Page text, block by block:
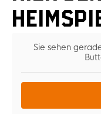
Sie sehen